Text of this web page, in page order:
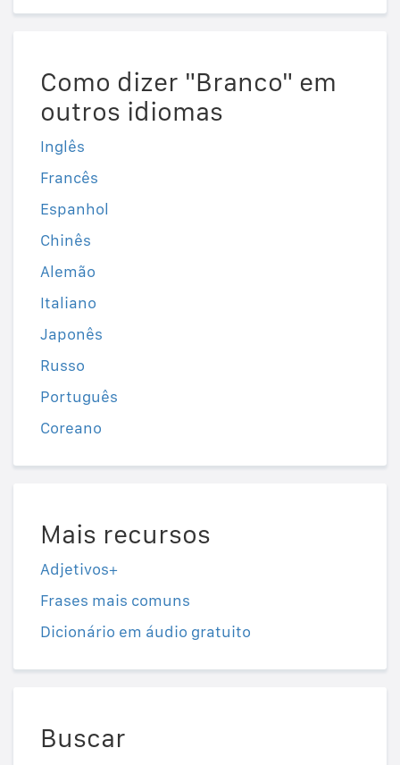
Como dizer "Branco" em
outros idiomas
Inglês
Francês
Espanhol
Chinês
Alemão
Italiano
Japonês
Russo
Português
Coreano
Mais recursos
Adjetivos+
Frases mais comuns
Dicionário em áudio gratuito
Buscar